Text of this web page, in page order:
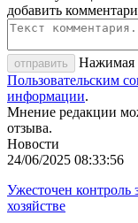
добавить
отправить
Нажимая
Пользовательским
информации.
Мнение редакции
отзыва.
Новости
24/06/2025 08:33:56
Ужесточен контроль
хозяйстве